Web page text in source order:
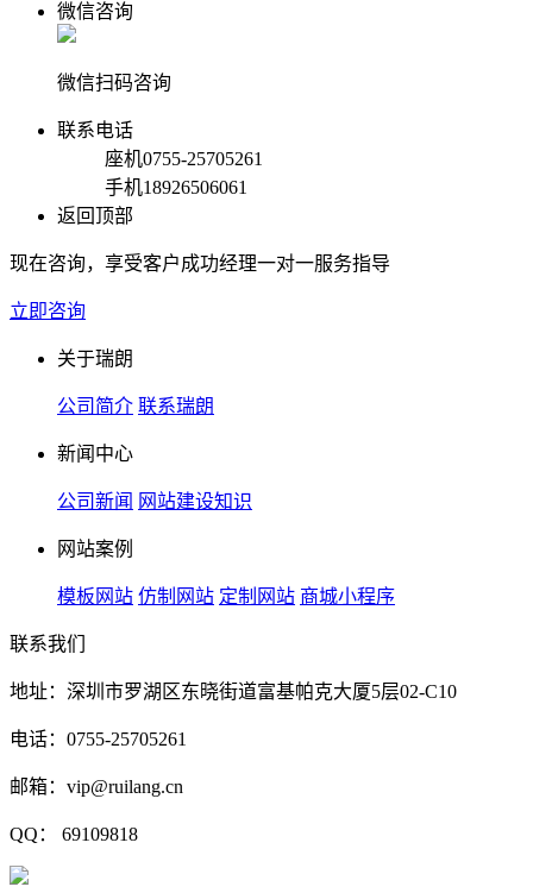
微信咨询
微信扫码咨询
联系电话
座机0755-25705261
手机18926506061
返回顶部
现在咨询，享受客户成功经理一对一服务指导
立即咨询
关于瑞朗
公司简介 联系瑞朗
新闻中心
公司新闻 网站建设知识
网站案例
模板网站 仿制网站 定制网站 商城小程序
联系我们
地址：深圳市罗湖区东晓街道富基帕克大厦5层02-C10
电话：0755-25705261
邮箱：vip@ruilang.cn
QQ： 69109818